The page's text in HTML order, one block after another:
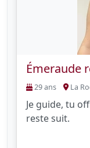
Émeraude
29 ans La
Je guide, tu
reste suit.